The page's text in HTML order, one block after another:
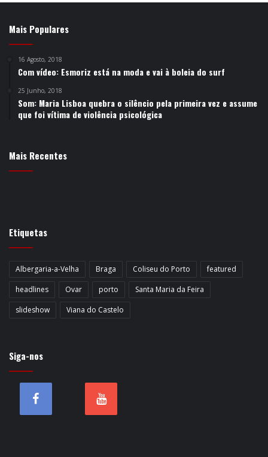
Mais Populares
16 Agosto, 2018
Com vídeo: Esmoriz está na moda e vai à boleia do surf
25 Junho, 2018
Som: Maria Lisboa quebra o silêncio pela primeira vez e assume
que foi vítima de violência psicológica
Mais Recentes
Etiquetas
Albergaria-a-Velha Braga Coliseu do Porto
featured
headlines
Ovar porto
Santa Maria da Feira
slideshow
Viana do Castelo
Siga-nos